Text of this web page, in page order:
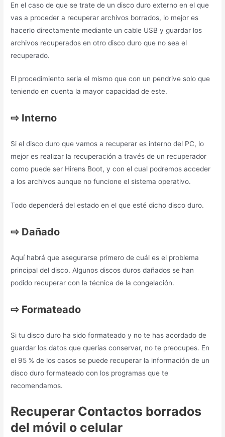
En el caso de que se trate de un disco duro externo en el que
vas a proceder a recuperar archivos borrados, lo mejor es
hacerlo directamente mediante un cable USB y guardar los
archivos recuperados en otro disco duro que no sea el
recuperado.
El procedimiento seria el mismo que con un pendrive solo que
teniendo en cuenta la mayor capacidad de este.
⇨ Interno
Si el disco duro que vamos a recuperar es interno del PC, lo
mejor es realizar la recuperación a través de un recuperador
como puede ser Hirens Boot, y con el cual podremos acceder
a los archivos aunque no funcione el sistema operativo.
Todo dependerá del estado en el que esté dicho disco duro.
⇨ Dañado
Aquí habrá que asegurarse primero de cuál es el problema
principal del disco. Algunos discos duros dañados se han
podido recuperar con la técnica de la congelación.
⇨ Formateado
Si tu disco duro ha sido formateado y no te has acordado de
guardar los datos que querías conservar, no te preocupes. En
el 95 % de los casos se puede recuperar la información de un
disco duro formateado con los programas que te
recomendamos.
Recuperar Contactos borrados
del móvil o celular